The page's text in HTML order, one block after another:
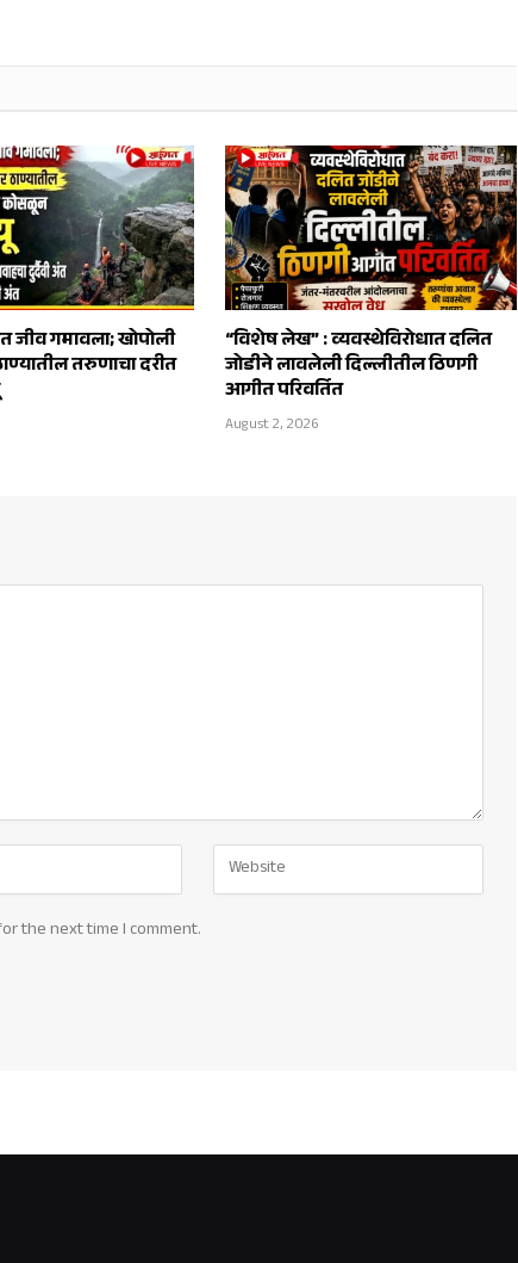
जीव गमावला; खोपोली
तरुणाचा दरीत
“विशेष लेख” : व्यवस्थेविरोधात दलित
जोडीने लावलेली दिल्लीतील ठिणगी
आगीत परिवर्तित
August 2, 2026
the next time I comment.